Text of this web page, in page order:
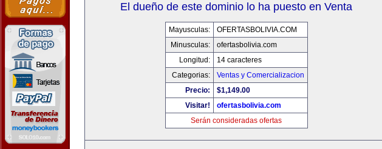
El dueño de este dominio lo ha puesto en Venta
Mayusculas:
OFERTASBOLIVIA.COM
Minusculas:
ofertasbolivia.com
Longitud:
14 caracteres
Categorias:
Ventas y Comercializacion
Precio:
$1,149.00
Visitar!
ofertasbolivia.com
Serán consideradas ofertas